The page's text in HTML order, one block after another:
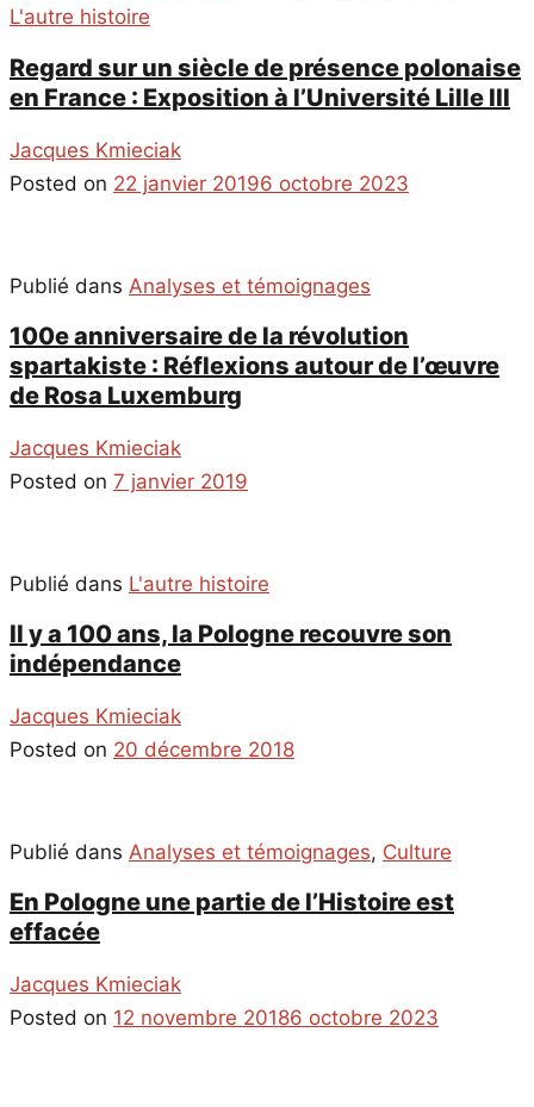
L'autre histoire
Regard sur un siècle de présence polonaise
en France : Exposition à l’Université Lille III
Jacques Kmieciak
Posted on 22 janvier 20196 octobre 2023
Publié dans Analyses et témoignages
100e anniversaire de la révolution
spartakiste : Réflexions autour de l’œuvre
de Rosa Luxemburg
Jacques Kmieciak
Posted on 7 janvier 2019
Publié dans L'autre histoire
Il y a 100 ans, la Pologne recouvre son
indépendance
Jacques Kmieciak
Posted on 20 décembre 2018
Publié dans Analyses et témoignages, Culture
En Pologne une partie de l’Histoire est
effacée
Jacques Kmieciak
Posted on 12 novembre 20186 octobre 2023